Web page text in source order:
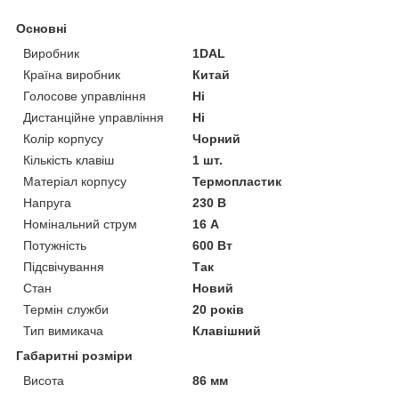
Основні
Виробник
1DAL
Країна виробник
Китай
Голосове управління
Ні
Дистанційне управління
Ні
Колір корпусу
Чорний
Кількість клавіш
1 шт.
Матеріал корпусу
Термопластик
Напруга
230 В
Номінальний струм
16 А
Потужність
600 Вт
Підсвічування
Так
Стан
Новий
Термін служби
20 років
Тип вимикача
Клавішний
Габаритні розміри
Висота
86 мм